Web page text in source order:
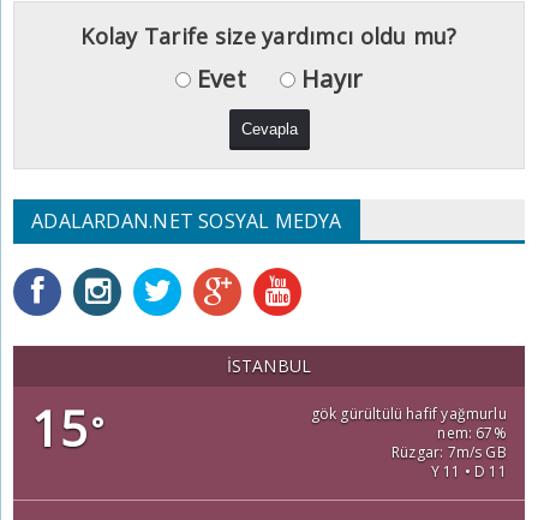
Kolay Tarife size yardımcı oldu mu?
Evet Hayır
ADALARDAN.NET SOSYAL MEDYA
İSTANBUL
15°
gök gürültülü hafif yağmurlu
nem: 67%
Rüzgar: 7m/s GB
Y 11 • D 11